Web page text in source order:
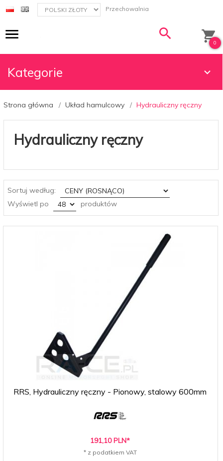
currency_h Przechowalnia
0
Kategorie
Strona główna Układ hamulcowy Hydrauliczny ręczny
Hydrauliczny ręczny
Sortuj według:
sort
Wyświetl po
pop produktów
RRS, Hydrauliczny ręczny - Pionowy, stalowy 600mm
191,10 PLN*
* z podatkiem VAT